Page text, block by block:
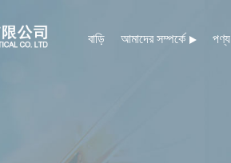
বাড়ি আমাদের সম্পর্কে পণ্য